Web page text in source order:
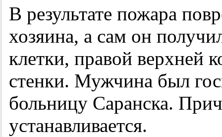
В результате пожара
хозяина, а сам он
клетки, правой верхней
стенки. Мужчина был
больницу Саранска.
устанавливается.